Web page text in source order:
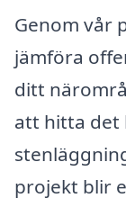
Genom vår
jämföra
ditt
att hitta det
projekt blir